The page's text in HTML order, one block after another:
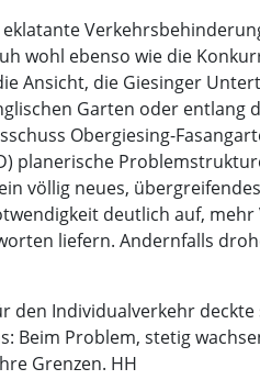
wohl ebenso wie die
Ansicht, die Giesinger
Garten oder
Obergiesing-
planerische
völlig neues,
deutlich auf,
liefern. Andernfalls
den Individualverkehr
Beim Problem, stetig
Grenzen. HH